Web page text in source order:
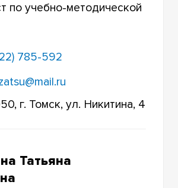
по учебно-методической
785-592
г. Томск, ул. Никитина, 4
Татьяна